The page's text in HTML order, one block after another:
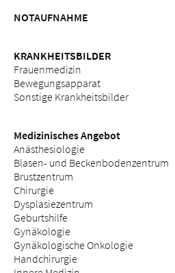
NOTAUFNAHME
KRANKHEITSBILDER
Frauenmedizin
Bewegungsapparat
Sonstige Krankheitsbilder
Medizinisches Angebot
Anästhesiologie
Blasen- und Beckenbodenzentrum
Brustzentrum
Chirurgie
Dysplasiezentrum
Geburtshilfe
Gynäkologie
Gynäkologische Onkologie
Handchirurgie